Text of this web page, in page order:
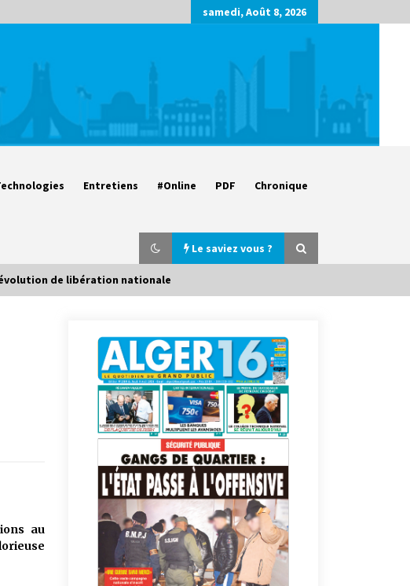
samedi, Août 8, 2026
Entretiens #Online PDF Chronique
Le saviez vous ?
Parking de la Promenade des
Sablettes : Mis en service de bornes
automatiques
5 jours ago
Droit de change : Le CPA lance une
carte VISA dédiée aux voyages à
l’étranger
2 semaines ago
Droit à l’affiliation au régime
national de retraite : Coup d’envoi
d’une campagne de sensibilisation
au profit de la communauté
nationale à l’étranger
3 semaines ago
Université Alger 3 : Lancement d’un
master à cursus intégré à la licence
de libération nationale
au